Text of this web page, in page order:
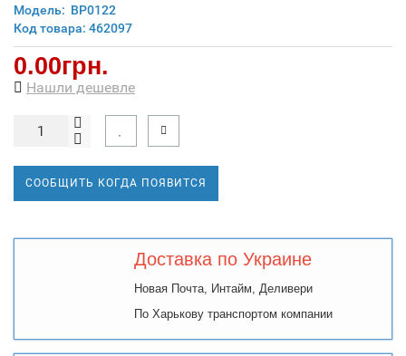
Модель: ВР0122
Код товара: 462097
0.00грн.
Нашли дешевле
СООБЩИТЬ КОГДА ПОЯВИТСЯ
Доставка по Украине
Новая Почта, Интайм, Деливери
По Харькову транспортом компании